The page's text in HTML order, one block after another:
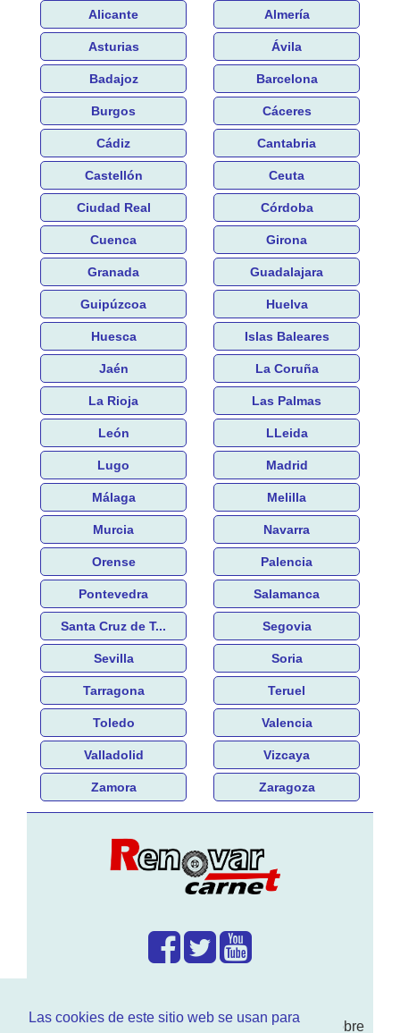
Las cookies de este sitio web se usan para
Alicante Almería
Asturias Ávila
Badajoz Barcelona
Burgos Cáceres
Cádiz Cantabria
Castellón Ceuta
Ciudad Real Córdoba
Cuenca Girona
Granada Guadalajara
Guipúzcoa Huelva
Huesca Islas Baleares
Jaén La Coruña
La Rioja Las Palmas
León LLeida
Lugo Madrid
Málaga Melilla
Murcia Navarra
Orense Palencia
Pontevedra Salamanca
Santa Cruz de T... Segovia
Sevilla Soria
Tarragona Teruel
Toledo Valencia
Valladolid Vizcaya
Zamora Zaragoza
Enwww.RenovarCarnet.comTe contamos sobre